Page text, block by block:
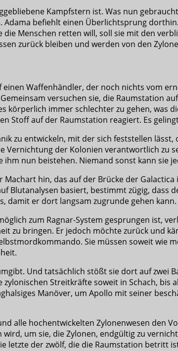
Kampfstern ist. Was nun
befiehlt einen Überlichtsprung
Menschen retten will, soll sie mit den
zurück bleiben und werden von den
Waffenhändler, der noch nichts vom
versuchen sie, die Raumstation
körperlich immer schlechter zu gehen, was
Stoff auf der Raumstation reagiert. Es
zu entwickeln, mit der sich feststellen
Vernichtung der Kolonien verantwortlich zu
nun beistehen. Niemand sonst kann sie
hin, das auf der Brücke der
Blutanalysen basiert, bestimmt zügig, dass
damit er dort langsam zugrunde gehen kann.
zum Ragnar-System gesprungen ist,
zu bringen. Er jedoch möchte zurück und
Sie müssen soweit wie
Und tatsächlich stößt sie dort auf zwei
Streitkräfte soweit in Schach, bis
Manöver, um Apollo mit seiner
alle hochentwickelten Zylonenwesen den
um sie, die Zylonen, endgültig zu
letzte der zwölf, die die Raumstation betritt